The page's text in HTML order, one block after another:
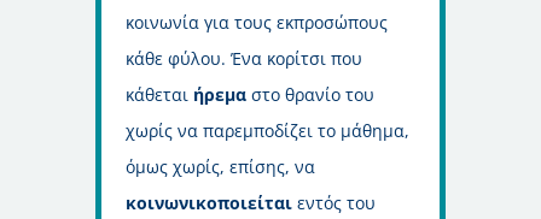
κοινωνία για τους εκπροσώπους
κάθε φύλου. Ένα κορίτσι που
κάθεται ήρεμα στο θρανίο του
χωρίς να παρεμποδίζει το μάθημα,
όμως χωρίς, επίσης, να
κοινωνικοποιείται εντός του